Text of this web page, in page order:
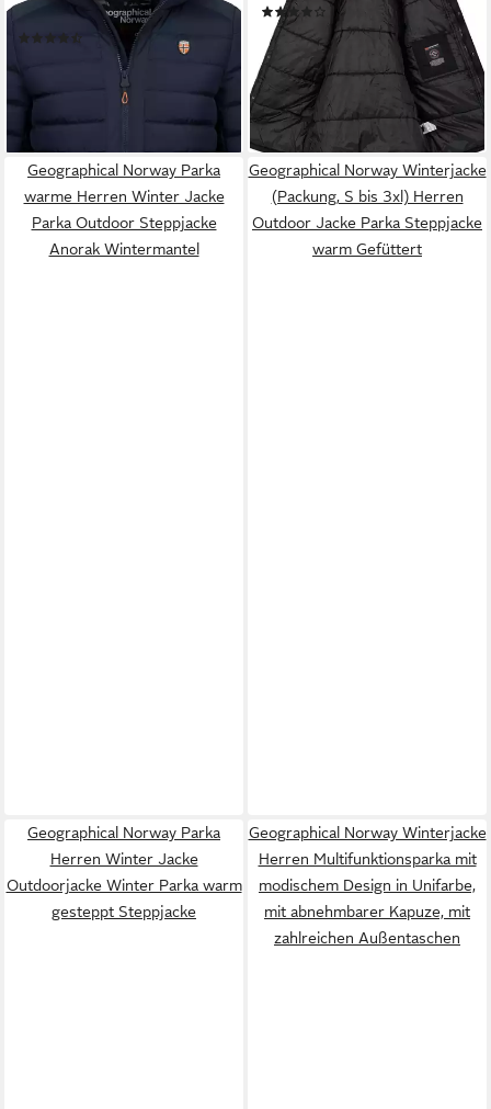
winterjacke outdoor
(6)
279,90 €
lieferbar - in 9-11 Werktagen bei
(18)
89,90 € UVP189,90 €
-53%
lieferbar - in 2-3 Werktagen bei dir
Geographical Norway Parka
warme Herren Winter Jacke
Parka Outdoor Steppjacke
Anorak Wintermantel
Geographical Norway Winterjacke
(Packung, S bis 3xl) Herren
Outdoor Jacke Parka Steppjacke
warm Gefüttert
Geographical Norway Parka
Herren Winter Jacke
Outdoorjacke Winter Parka warm
gesteppt Steppjacke
Geographical Norway Winterjacke
Herren Multifunktionsparka mit
modischem Design in Unifarbe,
mit abnehmbarer Kapuze, mit
zahlreichen Außentaschen